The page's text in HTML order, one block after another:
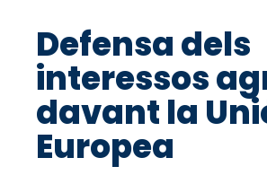
Defensa dels
interessos
davant la
Europea